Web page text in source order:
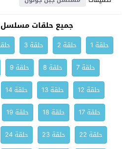
جميع حلقات
حلقة 1 حلقة 2 حلقة 3
حلقة 7
حلقة 8 حلقة 9
حلقة 12
حلقة 13 حلقة 14
حلقة 17
حلقة 18 حلقة 19
حلقة 22
حلقة 23 حلقة 24